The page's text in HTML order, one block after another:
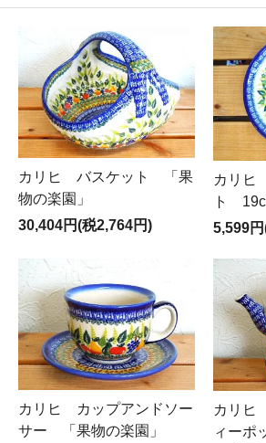
カリヒ バスケット 「果
物の楽園」
30,404円(税2,764円)
カリヒ
ト
5,599
カリヒ カップアンドソー
サー 「果物の楽園」
カリヒ
ィーポ